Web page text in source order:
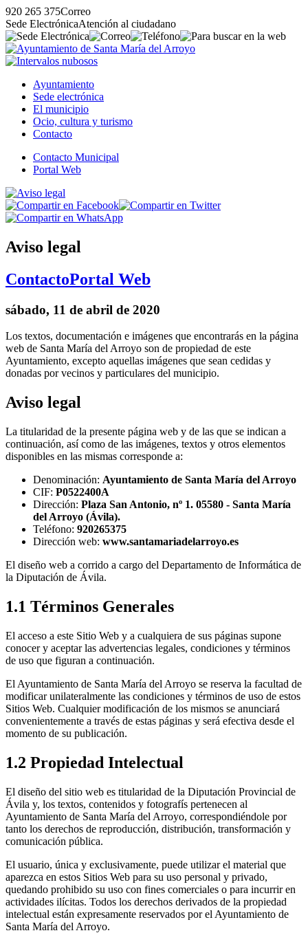
920 265 375Correo
Sede ElectrónicaAtención al ciudadano
Ayuntamiento
Sede electrónica
El municipio
Ocio, cultura y turismo
Contacto
Contacto Municipal
Portal Web
Aviso legal
ContactoPortal Web
sábado, 11 de abril de 2020
Los textos, documentación e imágenes que encontrarás en la página
web de Santa María del Arroyo son de propiedad de este
Ayuntamiento, excepto aquellas imágenes que sean cedidas y
donadas por vecinos y particulares del municipio.
Aviso legal
La titularidad de la presente página web y de las que se indican a
continuación, así como de las imágenes, textos y otros elementos
disponibles en las mismas corresponde a:
Denominación: Ayuntamiento de Santa María del Arroyo
CIF: P0522400A
Dirección: Plaza San Antonio, nº 1. 05580 - Santa María
del Arroyo (Ávila).
Teléfono: 920265375
Dirección web: www.santamariadelarroyo.es
El diseño web a corrido a cargo del Departamento de Informática de
la Diputación de Ávila.
1.1 Términos Generales
El acceso a este Sitio Web y a cualquiera de sus páginas supone
conocer y aceptar las advertencias legales, condiciones y términos
de uso que figuran a continuación.
El Ayuntamiento de Santa María del Arroyo se reserva la facultad de
modificar unilateralmente las condiciones y términos de uso de estos
Sitios Web. Cualquier modificación de los mismos se anunciará
convenientemente a través de estas páginas y será efectiva desde el
momento de su publicación.
1.2 Propiedad Intelectual
El diseño del sitio web es titularidad de la Diputación Provincial de
Ávila y, los textos, contenidos y fotografís pertenecen al
Ayuntamiento de Santa María del Arroyo, correspondiéndole por
tanto los derechos de reproducción, distribución, transformación y
comunicación pública.
El usuario, única y exclusivamente, puede utilizar el material que
aparezca en estos Sitios Web para su uso personal y privado,
quedando prohibido su uso con fines comerciales o para incurrir en
actividades ilícitas. Todos los derechos derivados de la propiedad
intelectual están expresamente reservados por el Ayuntamiento de
Santa María del Arroyo.